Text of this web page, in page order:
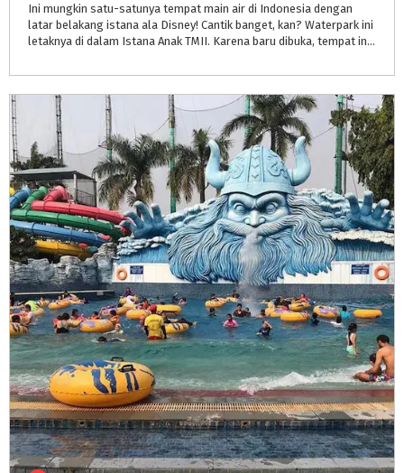
Ini mungkin satu-satunya tempat main air di Indonesia dengan
latar belakang istana ala Disney! Cantik banget, kan? Waterpark ini
letaknya di dalam Istana Anak TMII. Karena baru dibuka, tempat ini masih sangat bersih. Ruang bilas dan toiletnya juga bersih